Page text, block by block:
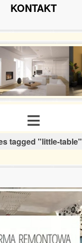
KONTAKT
główna
Zakres usług
realizacji
≡
tagged "little-table"